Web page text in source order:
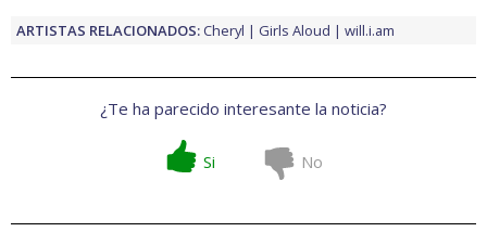
ARTISTAS RELACIONADOS:Cheryl Girls Aloud will.i.am
¿Te ha parecido interesante la noticia?
Si No